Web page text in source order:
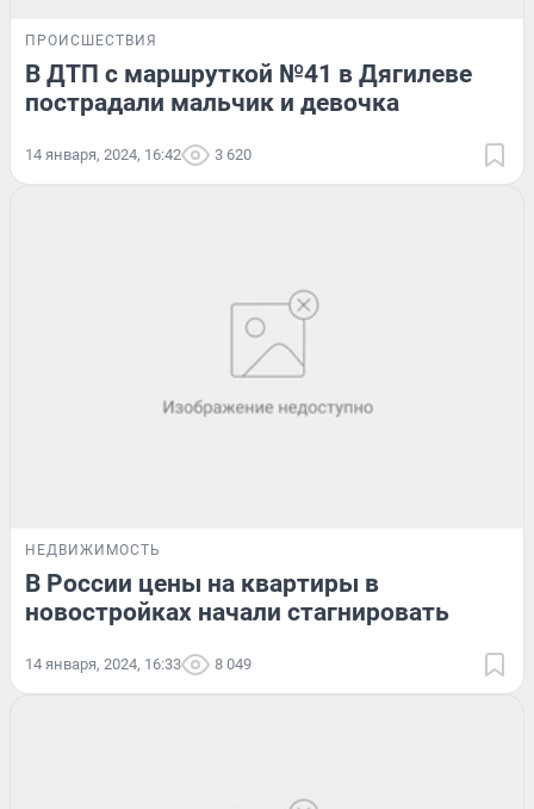
ПРОИСШЕСТВИЯ
В ДТП с маршруткой №41 в Дягилеве
пострадали мальчик и девочка
14 января, 2024, 16:42 3 620
НЕДВИЖИМОСТЬ
В России цены на квартиры в
новостройках начали стагнировать
14 января, 2024, 16:33 8 049